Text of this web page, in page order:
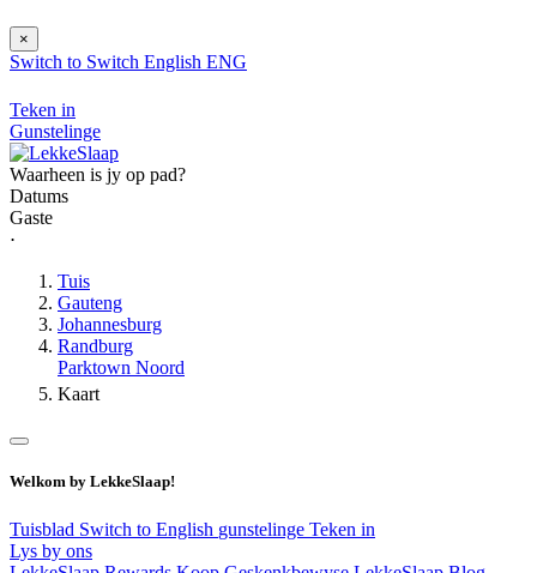
×
Switch to Switch English ENG
Teken in
Gunstelinge
Waarheen is jy op pad?
Datums
Gaste
⋅
Tuis
Gauteng
Johannesburg
Randburg
Parktown Noord
Kaart
Welkom by LekkeSlaap!
Tuisblad Switch to English gunstelinge Teken in
Lys by ons